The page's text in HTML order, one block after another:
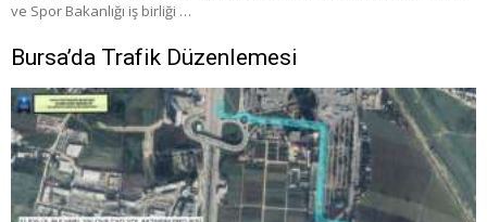
ve Spor Bakanlığı iş birliği …
Bursa’da Trafik Düzenlemesi